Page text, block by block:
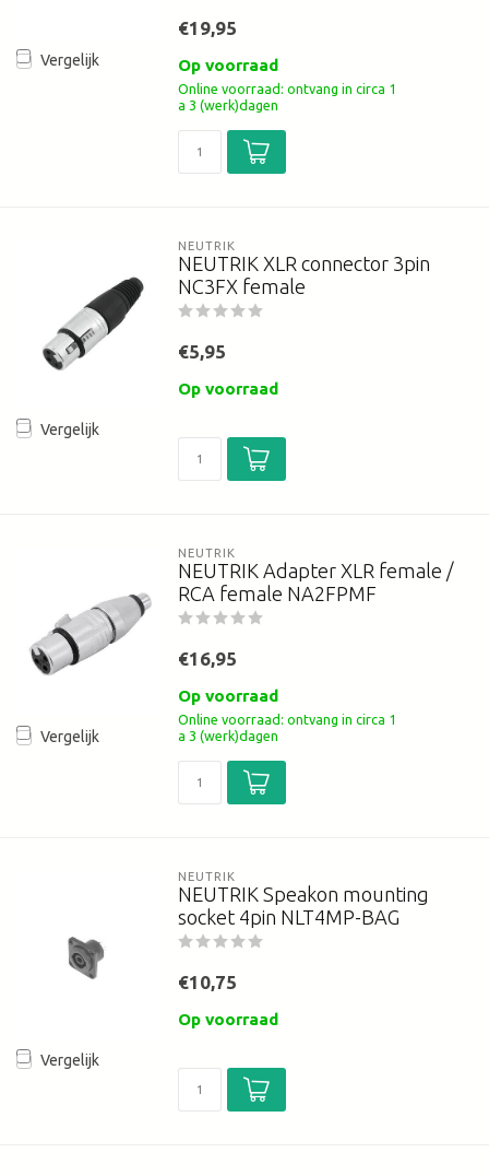
Vergelijk
€19,95
Op voorraad
Online voorraad: ontvang in circa 1
a 3 (werk)dagen
Vergelijk
NEUTRIK
NEUTRIK XLR connector 3pin
NC3FX female
€5,95
Op voorraad
Vergelijk
NEUTRIK
NEUTRIK Adapter XLR female /
RCA female NA2FPMF
€16,95
Op voorraad
Online voorraad: ontvang in circa 1
a 3 (werk)dagen
Vergelijk
NEUTRIK
NEUTRIK Speakon mounting
socket 4pin NLT4MP-BAG
€10,75
Op voorraad